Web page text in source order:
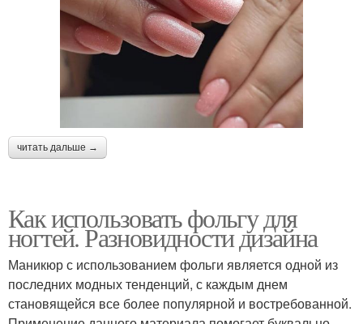
читать дальше →
Как использовать фольгу для
ногтей. Разновидности дизайна
Маникюр с использованием фольги является одной из
последних модных тенденций, с каждым днем
становящейся все более популярной и востребованной.